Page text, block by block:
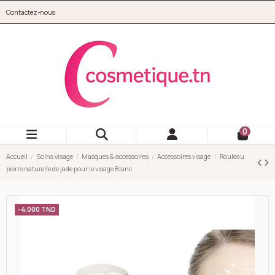
Contactez-nous
0
Accueil Soins visage Masques & accessoires Accessoires visage
Rouleau
pierre naturelle de jade pour le visage Blanc
-4,000 TND